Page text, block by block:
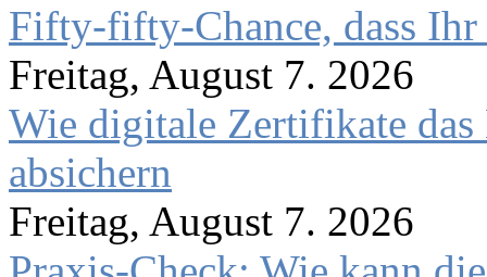
Fifty-fifty-Chance, dass
Freitag, August 7. 2026
Wie digitale Zertifikate
absichern
Freitag, August 7. 2026